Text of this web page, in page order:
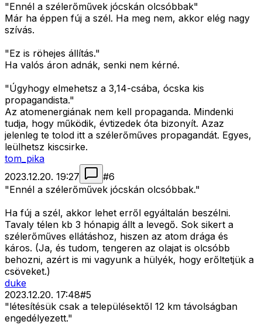
"Ennél a szélerőművek jócskán olcsóbbak"
Már ha éppen fúj a szél. Ha meg nem, akkor elég nagy
szívás.
"Ez is röhejes állítás."
Ha valós áron adnák, senki nem kérné.
"Úgyhogy elmehetsz a 3,14-csába, ócska kis
propagandista."
Az atomenergiának nem kell propaganda. Mindenki
tudja, hogy működik, évtizedek óta bizonyít. Azaz
jelenleg te tolod itt a szélerőműves propagandát. Egyes,
leülhetsz kiscsirke.
tom_pika
2023.12.20. 19:27
#6
"Ennél a szélerőművek jócskán olcsóbbak."
Ha fúj a szél, akkor lehet erről egyáltalán beszélni.
Tavaly télen kb 3 hónapig állt a levegő. Sok sikert a
szélerőműves ellátáshoz, hiszen az atom drága és
káros. (Ja, és tudom, tengeren az olajat is olcsóbb
behozni, azért is mi vagyunk a hülyék, hogy erőltetjük a
csöveket.)
duke
2023.12.20. 17:48#5
"létesítésük csak a településektől 12 km távolságban
engedélyezett."